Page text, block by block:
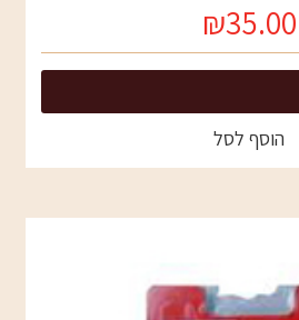
₪35.00
הוסף לסל